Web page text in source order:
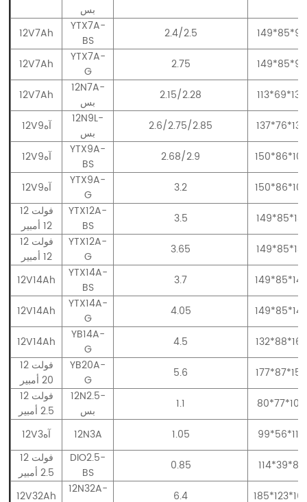
بس
12V7Ah
YTX7A-
BS
2.4/2.5
149*85*93
12V7Ah
YTX7A-
G
2.75
149*85*93
12V7Ah
12N7A-
بس
2.15/2.28
113*69*132
12V9آه
12N9L-
بس
2.6/2.75/2.85
137*76*135
12V9آه
YTX9A-
BS
2.68/2.9
12V9آه
YTX9A-
G
3.2
12 فولت
12 أمبير
YTX12A-
BS
3.5
149*85*131
12 فولت
12 أمبير
YTX12A-
G
3.65
149*85*131
12V14Ah
YTX14A-
BS
3.7
12V14Ah
YTX14A-
G
4.05
12V14Ah
YB14A-
G
4.5
132*88*164
12 فولت
20 أمبير
YB20A-
G
5.6
177*87*154
12 فولت
2.5 أمبير
12N2.5-
بس
1.1
80*77*104
12V3آه
12N3A 1.05
99*56*110
12 فولت
2.5 أمبير
DIO2.5-
BS
0.85
114*39*87
12V32Ah
12N32A-
6.4